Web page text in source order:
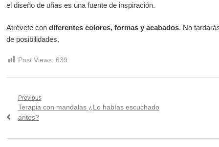
el diseño de uñas es una fuente de inspiración.
Atrévete con diferentes colores, formas y acabados. No
de posibilidades.
Post Views: 639
Navegación
de
entradas
Previous
Previous
post:
Terapia con mandalas ¿Lo habías escuchado
antes?